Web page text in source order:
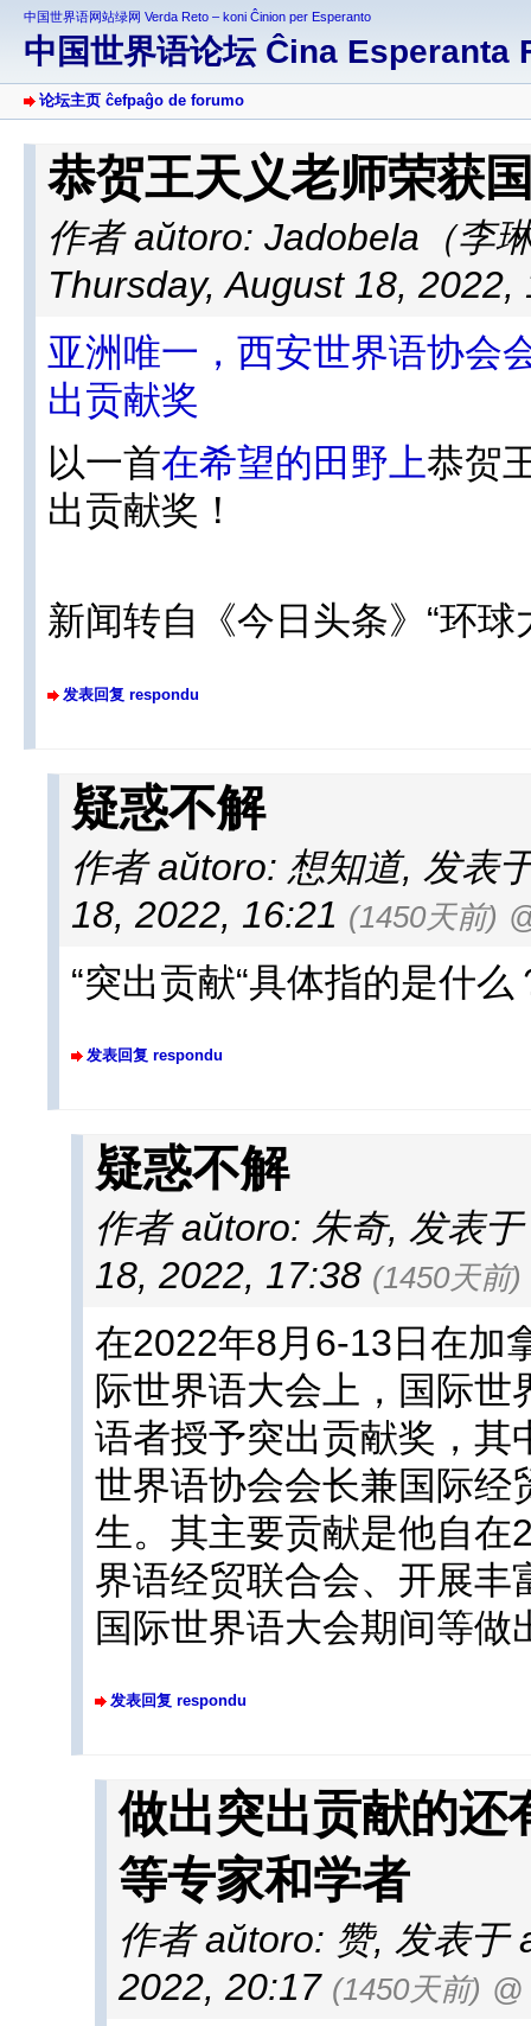
中国世界语网站绿网 Verda Reto – koni Ĉinion per Esperanto
中国世界语论坛 Ĉina Esperanta
论坛主页 ĉefpaĝo de forumo
恭贺王天义老师荣获
作者 aŭtoro: Jadobela（李
Thursday, August 18,
亚洲唯一，西安世界语协会
出贡献奖
以一首在希望的田野上恭贺
出贡献奖！
新闻转自《今日头条》“环球
发表回复 respondu
疑惑不解
作者 aŭtoro: 想知道, 发表
18, 2022, 16:21 (1450天前)
“突出贡献“具体指的是什
发表回复 respondu
疑惑不解
作者 aŭtoro: 朱奇, 发表
18, 2022, 17:38 (1450天前)
在2022年8月6-13日在加
际世界语大会上，国际
语者授予突出贡献奖，其
世界语协会会长兼国际经
生。其主要贡献是他自在
界语经贸联合会、开展丰
国际世界语大会期间等做
发表回复 respondu
做出突出贡献的还
等专家和学者
作者 aŭtoro: 赞, 发表于
2022, 20:17 (1450天前)